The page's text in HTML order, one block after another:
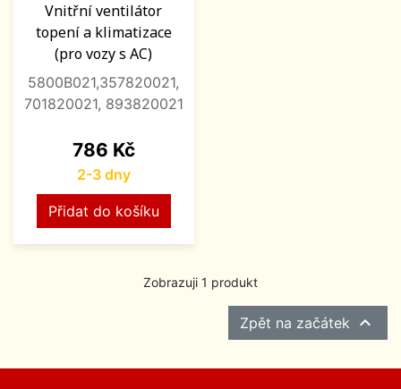
Vnitřní ventilátor
topení a klimatizace
(pro vozy s AC)
5800B021,357820021,
701820021, 893820021
Cena
786 Kč
2-3 dny
Přidat do košíku
Zobrazuji 1 produkt
Zpět na začátek 